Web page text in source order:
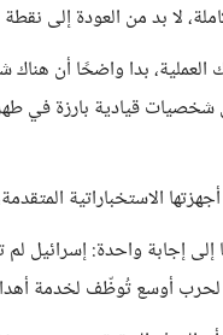
لا بد من العودة إلى نقطة
العملية، بدا واضحًا أن
شخصيات قيادية بارزة في
الاستخباراتية المتقدمة، عاجزة
إلى إجابة واحدة:
لحرب أوسع تُوظّف لخدمة